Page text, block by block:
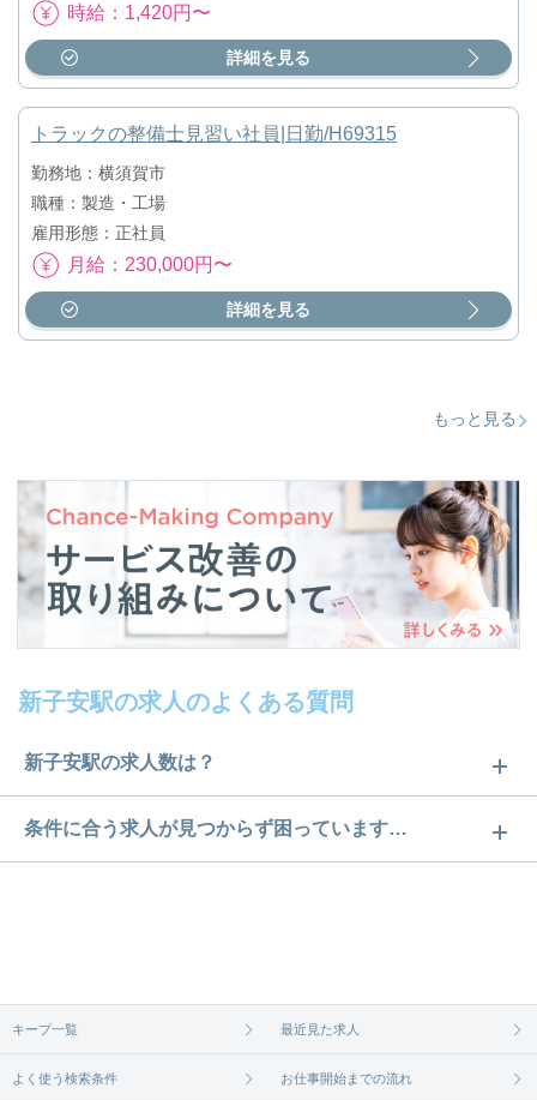
時給：1,420円〜
詳細を見る
トラックの整備士見習い社員|日勤/H69315
勤務地：横須賀市
職種：製造・工場
雇用形態：正社員
月給：230,000円〜
詳細を見る
もっと見る
新子安駅の求人のよくある質問
新子安駅の求人数は？
新子安駅の求人数は4件です。どのような求人がある
かぜひチェックしてみてください。
条件に合う求人が見つからず困っています…
無料相談の登録はコチラから
キープ一覧 最近見た求人
よく使う検索条件 お仕事開始までの流れ